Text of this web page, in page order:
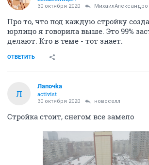
30 октября 2020 МихаилАлександро
Про то, что под каждую стройку
юрлицо я говорила выше. Это 99%
делают. Кто в теме - тот знает.
ОТВЕТИТЬ
Л
Лапочkа
activist
30 октября 2020 новоселл
Стройка стоит, снегом все замело